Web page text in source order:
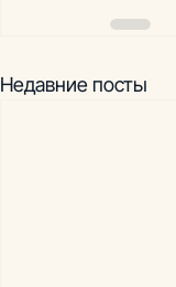
Недавние посты